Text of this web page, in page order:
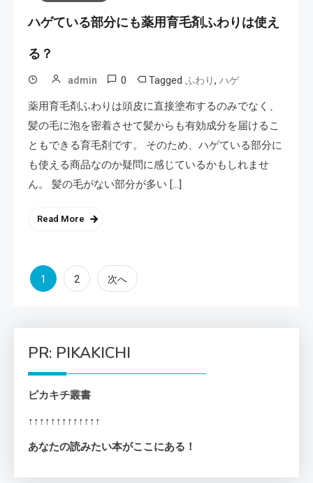
ハゲている部分にも薬用育毛剤ふわりは使え
る？
admin 0 Tagged ふわり, ハゲ
薬用育毛剤ふわりは頭皮に直接塗布するのみでなく、
髪の毛に泡を密着させて髪からも有効成分を届けるこ
ともできる育毛剤です。 そのため、ハゲている部分に
も使える商品なのか疑問に感じているかもしれませ
ん。 髪の毛がない部分が多い […]
Read More
投
の
ペ
ー
ジ
1 2 次へ
PR: PIKAKICHI
ピカキチ叢書
↑↑↑↑↑↑↑↑↑↑↑↑↑
あなたの読みたい本がここにある！